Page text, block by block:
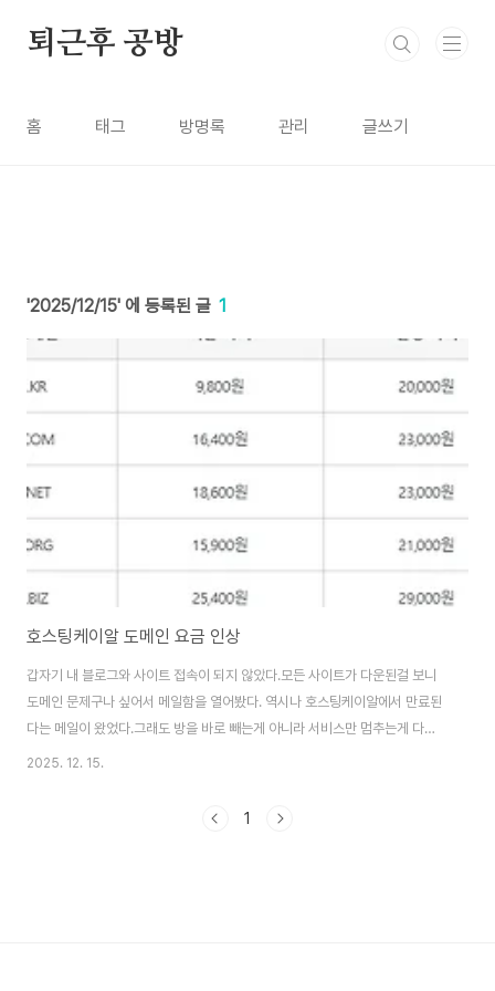
퇴근후 공방
홈 태그 방명록 관리 글쓰기
2025/12/15 1
호스팅케이알 도메인 요금 인상
갑자기 내 블로그와 사이트 접속이 되지 않았다.모든 사이트가 다운된걸 보니
도메인 문제구나 싶어서 메일함을 열어봤다. 역시나 호스팅케이알에서 만료된
다는 메일이 왔었다.그래도 방을 바로 빼는게 아니라 서비스만 멈추는게 다행
이었다. 스크롤을 좀 내리니까 호스팅케이알의 다른 메일을 확인했다. 도메인
를 사용하는데 9800원에서 2만원이면 엄청 크게 오른다는게 체감이 된다.심
2025. 12. 15.
1